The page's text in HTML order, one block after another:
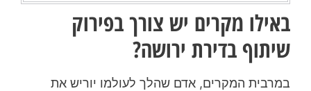
באילו מקרים יש צורך בפירוק
שיתוף בדירת ירושה?
במרבית המקרים, אדם שהלך לעולמו יוריש את